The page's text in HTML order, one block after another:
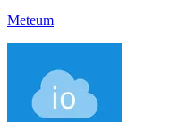
Meteum